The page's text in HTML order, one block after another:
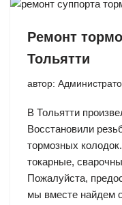
Ремонт
Тольятти
автор:
В Тольятти
Восстановили
тормозных
токарные,
Пожалуйста,
мы вместе найдем